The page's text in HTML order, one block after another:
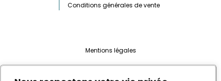
Conditions générales de vente
Mentions légales
Web design :Marie Sutra